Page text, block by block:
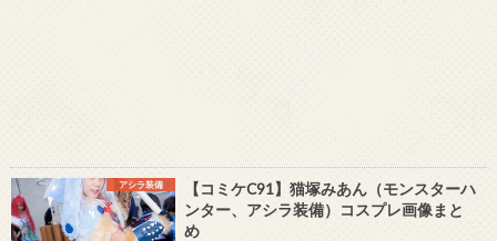
アシラ装備
【コミケC91】猫塚みあん（モンスターハ
ンター、アシラ装備）コスプレ画像まと
め